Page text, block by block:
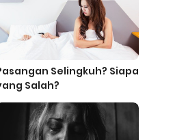
Selingkuh? Siapa
Salah?